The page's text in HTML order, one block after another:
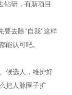
钻研，有新项目
要去除"自我"这样
能认可吧。
候选人，维护好
把人脉圈子扩